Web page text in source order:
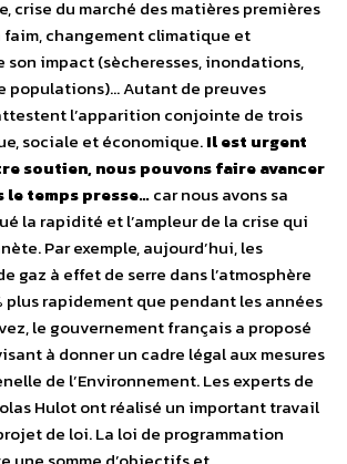
crise du marché des matières premières
faim, changement climatique et
impact (sècheresses, inondations,
populations)… Autant de preuves
l’apparition conjointe de trois
sociale et économique.Il est urgent
soutien, nous pouvons faire avancer
le temps presse…car nous avons sa
la rapidité et l’ampleur de la crise qui
Par exemple, aujourd’hui, les
gaz à effet de serre dans l’atmosphère
plus rapidement que pendant les années
le gouvernement français a proposé
à donner un cadre légal aux mesures
de l’Environnement. Les experts de
Hulot ont réalisé un important travail
de loi. La loi de programmation